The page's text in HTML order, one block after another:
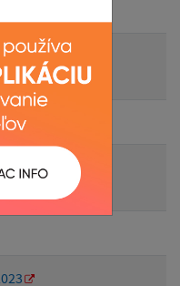
Reset